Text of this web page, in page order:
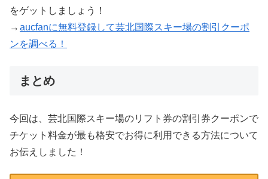
をゲットしましょう！
→ aucfanに無料登録して芸北国際スキー場の割引クーポ
ンを調べる！
まとめ
今回は、芸北国際スキー場のリフト券の割引券クーポンで
チケット料金が最も格安でお得に利用できる方法について
お伝えしました！